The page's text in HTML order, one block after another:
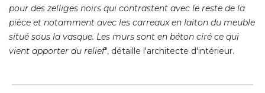
pour des zelliges noirs qui contrastent avec le reste de la
pièce et notamment avec les carreaux en laiton du meuble
situé sous la vasque. Les murs sont en béton ciré ce qui
vient apporter du relief", détaille l'architecte d'intérieur.